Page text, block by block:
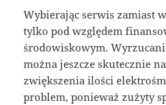
Wybierając serwis zamiast
tylko pod względem
środowiskowym.
można jeszcze skutecznie
zwiększenia ilości
problem, ponieważ zużyty